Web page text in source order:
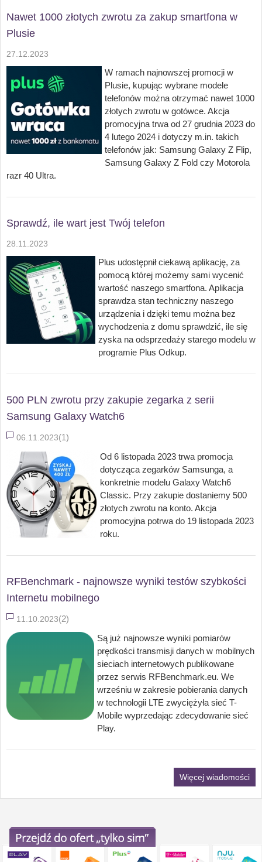
Nawet 1000 złotych zwrotu za zakup smartfona w
Plusie
27.12.2023
W ramach najnowszej promocji w
Plusie, kupując wybrane modele
telefonów można otrzymać nawet 1000
złotych zwrotu w gotówce. Akcja
promocyjna trwa od 27 grudnia 2023 do
4 lutego 2024 i dotyczy m.in. takich
telefonów jak: Samsung Galaxy Z Flip,
Samsung Galaxy Z Fold czy Motorola
razr 40 Ultra.
Sprawdź, ile wart jest Twój telefon
28.11.2023
Plus udostępnił ciekawą aplikację, za
pomocą której możemy sami wycenić
wartość naszego smartfona. Aplikacja
sprawdza stan techniczny naszego
urządzenia i dzięki temu można bez
wychodzenia z domu sprawdzić, ile się
zyska na odsprzedaży starego modelu w
programie Plus Odkup.
500 PLN zwrotu przy zakupie zegarka z serii
Samsung Galaxy Watch6
06.11.2023(1)
Od 6 listopada 2023 trwa promocja
dotycząca zegarków Samsunga, a
konkretnie modelu Galaxy Watch6
Classic. Przy zakupie dostaniemy 500
złotych zwrotu na konto. Akcja
promocyjna potrwa do 19 listopada 2023
roku.
RFBenchmark - najnowsze wyniki testów szybkości
Internetu mobilnego
11.10.2023(2)
Są już najnowsze wyniki pomiarów
prędkości transmisji danych w mobilnych
sieciach internetowych publikowane
przez serwis RFBenchmark.eu. We
wrześniu w zakresie pobierania danych
w technologii LTE zwyciężyła sieć T-
Mobile wyprzedając zdecydowanie sieć
Play.
Więcej wiadomości